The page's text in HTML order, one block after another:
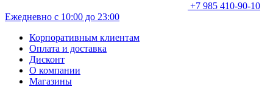
+7 985 410-90-10
Ежедневно с 10:00 до 23:00
Корпоративным клиентам
Оплата и доставка
Дисконт
О компании
Магазины